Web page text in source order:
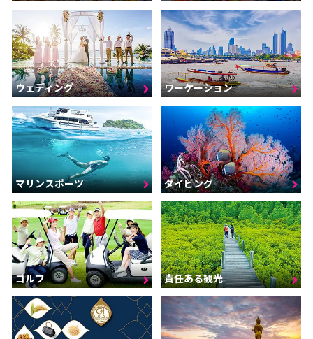
ウェディング ワーケーション
マリンスポーツ ダイビング
ゴルフ 責任ある観光